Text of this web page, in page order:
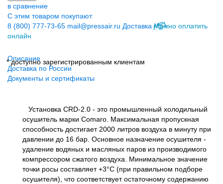
в сравнение
С этим товаром покупают
8 (800) 777-73-65 mail@pressair.ru Доставка Можно оплатить
онлайн
* доступно зарегистрированным клиентам
Описание
Доставка по России
Документы и сертификаты
Установка CRD-2.0 - это промышленный холодильный
осушитель марки Comaro. Максимальная пропускная
способность достигает 2000 литров воздуха в минуту при
давлении до 16 бар. Основное назначение осушителя -
удаление водяных и масляных паров из производимого
компрессором сжатого воздуха. Минимальное значение
точки росы составляет +3°С (при правильном подборе
осушителя), что соответствует остаточному содержанию